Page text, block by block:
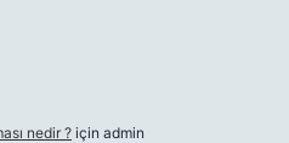
nedir ? için admin